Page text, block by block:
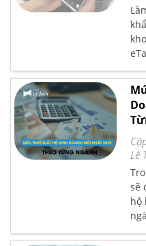
Lê
sẽ
hộ